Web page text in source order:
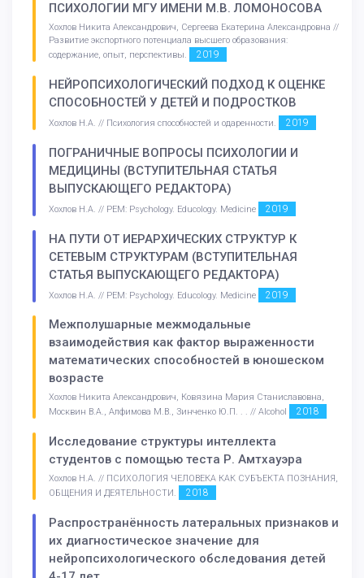
ПСИХОЛОГИИ МГУ ИМЕНИ М.В. ЛОМОНОСОВА
Хохлов Никита Александрович, Сергеева Екатерина Александровна //
Развитие экспортного потенциала высшего образования:
содержание, опыт, перспективы.
2019
НЕЙРОПСИХОЛОГИЧЕСКИЙ ПОДХОД К ОЦЕНКЕ
СПОСОБНОСТЕЙ У ДЕТЕЙ И ПОДРОСТКОВ
Хохлов Н.А. // Психология способностей и одаренности. 2019
ПОГРАНИЧНЫЕ ВОПРОСЫ ПСИХОЛОГИИ И
МЕДИЦИНЫ (ВСТУПИТЕЛЬНАЯ СТАТЬЯ
ВЫПУСКАЮЩЕГО РЕДАКТОРА)
Хохлов Н.А. // PEM: Psychology. Educology. Medicine 2019
НА ПУТИ ОТ ИЕРАРХИЧЕСКИХ СТРУКТУР К
СЕТЕВЫМ СТРУКТУРАМ (ВСТУПИТЕЛЬНАЯ
СТАТЬЯ ВЫПУСКАЮЩЕГО РЕДАКТОРА)
Хохлов Н.А. // PEM: Psychology. Educology. Medicine 2019
Межполушарные межмодальные
взаимодействия как фактор выраженности
математических способностей в юношеском
возрасте
Хохлов Никита Александрович, Ковязина Мария Станиславовна,
Москвин В.А., Алфимова М.В., Зинченко Ю.П. . . // Alcohol
2018
Исследование структуры интеллекта
студентов с помощью теста Р. Амтхауэра
Хохлов Н.А. // ПСИХОЛОГИЯ ЧЕЛОВЕКА КАК СУБЪЕКТА ПОЗНАНИЯ,
ОБЩЕНИЯ И ДЕЯТЕЛЬНОСТИ.
2018
Распространённость латеральных признаков и
их диагностическое значение для
нейропсихологического обследования детей